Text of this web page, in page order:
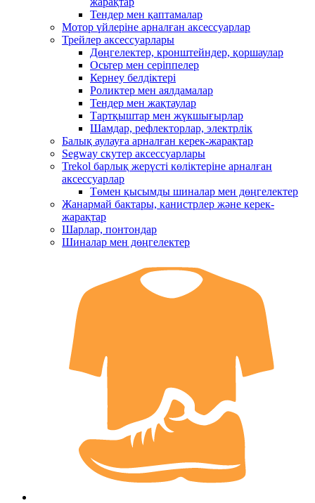
Тендер мен қаптамалар
Мотор үйлеріне арналған аксессуарлар
Трейлер аксессуарлары
Дөңгелектер, кронштейндер, қоршаулар
Осьтер мен серіппелер
Кернеу белдіктері
Роликтер мен аялдамалар
Тендер мен жақтаулар
Тартқыштар мен жүкшығырлар
Шамдар, рефлекторлар, электрлік
Балық аулауға арналған керек-жарақтар
Segway скутер аксессуарлары
Trekol барлық жерүсті көліктеріне арналған
аксессуарлар
Төмен қысымды шиналар мен дөңгелектер
Жанармай бактары, канистрлер және керек-
жарақтар
Шарлар, понтондар
Шиналар мен дөңгелектер